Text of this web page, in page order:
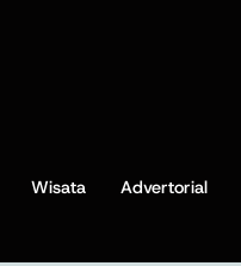
Wisata Advertorial